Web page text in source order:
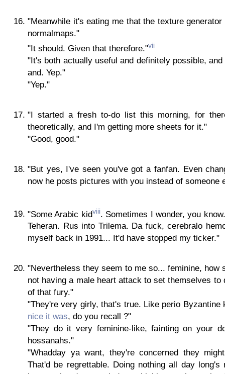
"Meanwhile it's eating me that the texture
normalmaps."
"It should. Given that therefore."vii
"It's both actually useful and definitely possible,
and. Yep."
"Yep."
"I started a fresh to-do list this morning, for
theoretically, and I'm getting more sheets for it."
"Good, good."
"But yes, I've seen you've got a fanfan. Even
now he posts pictures with you instead of someone
"Some Arabic kidviii. Sometimes I wonder, you
Teheran. Rus into Trilema. Da fuck, cerebralo
myself back in 1991... It'd have stopped my ticker."
"Nevertheless they seem to me so... feminine, how
not having a male heart attack to set themselves to
of that fury."
"They're very girly, that's true. Like perio Byzantine
nice it was, do you recall ?"
"They do it very feminine-like, fainting on your
hossanahs."
"Whadday ya want, they're concerned they
That'd be regrettable. Doing nothing all day